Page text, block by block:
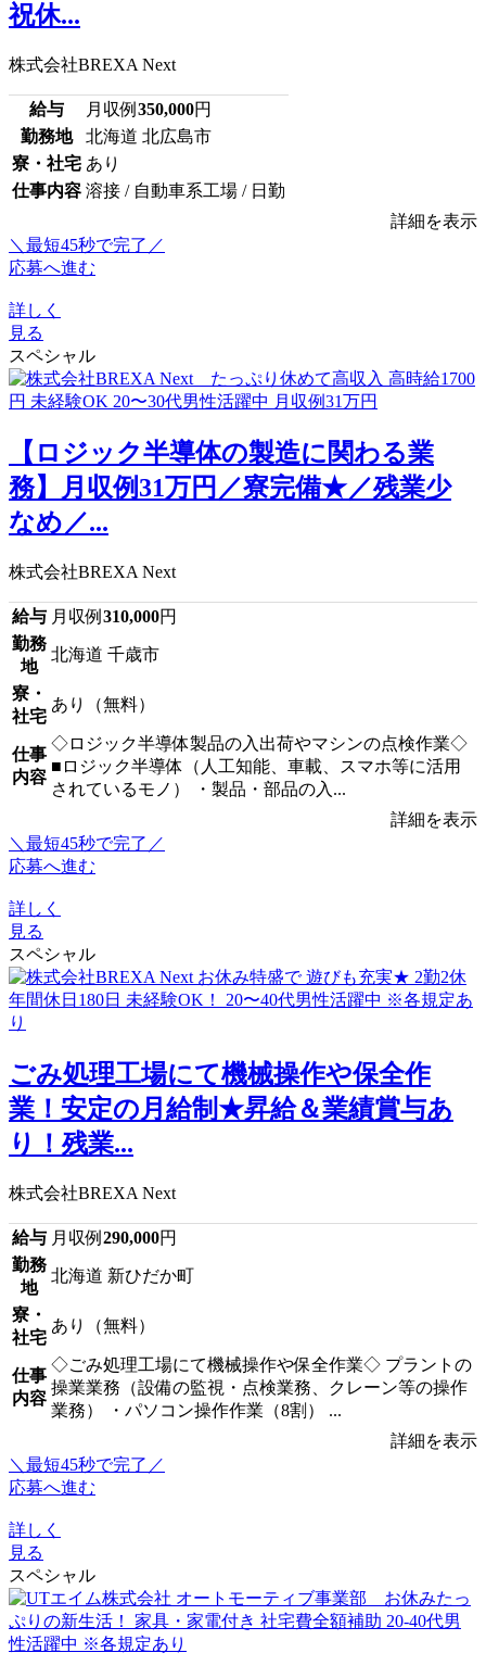
祝休...
株式会社BREXA Next
給与 月収例 350,000円
勤務地
北海道 北広島市
寮・社宅 あり
仕事内容 溶接 / 自動車系工場 / 日勤
詳細を表示
＼最短45秒で完了／
応募へ進む
詳しく
見る
スペシャル
【ロジック半導体の製造に関わる業
務】月収例31万円／寮完備★／残業少
なめ／...
株式会社BREXA Next
給与 月収例 310,000円
勤務
地
北海道 千歳市
寮・
社宅
あり（無料）
仕事
内容
◇ロジック半導体製品の入出荷やマシンの点検作業◇
■ロジック半導体（人工知能、車載、スマホ等に活用
されているモノ） ・製品・部品の入...
詳細を表示
＼最短45秒で完了／
応募へ進む
詳しく
見る
スペシャル
ごみ処理工場にて機械操作や保全作
業！安定の月給制★昇給＆業績賞与あ
り！残業...
株式会社BREXA Next
給与 月収例 290,000円
勤務
地
北海道 新ひだか町
寮・
社宅
あり（無料）
仕事
内容
◇ごみ処理工場にて機械操作や保全作業◇ プラントの
操業業務（設備の監視・点検業務、クレーン等の操作
業務） ・パソコン操作作業（8割） ...
詳細を表示
＼最短45秒で完了／
応募へ進む
詳しく
見る
スペシャル